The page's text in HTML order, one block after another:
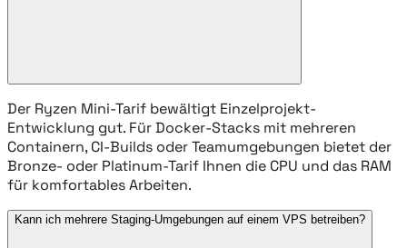
Der Ryzen Mini-Tarif bewältigt Einzelprojekt-
Entwicklung gut. Für Docker-Stacks mit mehreren
Containern, CI-Builds oder Teamumgebungen bietet der
Bronze- oder Platinum-Tarif Ihnen die CPU und das RAM
für komfortables Arbeiten.
Kann ich mehrere Staging-Umgebungen auf einem VPS betreiben?